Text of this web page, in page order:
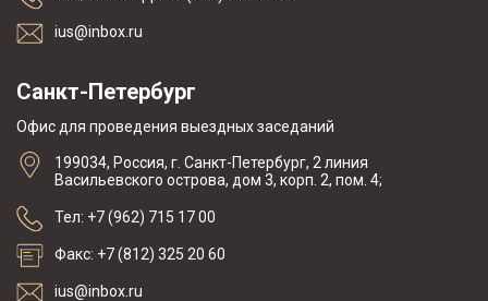
ius@inbox.ru
Санкт-Петербург
Офис для проведения выездных заседаний
199034, Россия, г. Санкт-Петербург, 2 линия
Васильевского острова, дом 3, корп. 2, пом. 4;
Тел: +7 (962) 715 17 00
Факс: +7 (812) 325 20 60
ius@inbox.ru